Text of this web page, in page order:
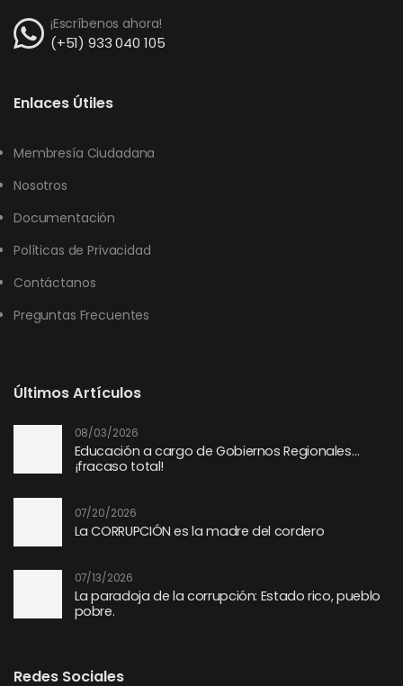
¡Escríbenos ahora!
(+51) 933 040 105
Enlaces Útiles
Membresía Ciudadana
Nosotros
Documentación
Políticas de Privacidad
Contáctanos
Preguntas Frecuentes
Últimos Artículos
08/03/2026
Educación a cargo de Gobiernos Regionales…
¡fracaso total!
07/20/2026
La CORRUPCIÓN es la madre del cordero
07/13/2026
La paradoja de la corrupción: Estado rico, pueblo
pobre.
Redes Sociales